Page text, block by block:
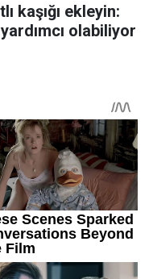
kaşığı ekleyin:
olabiliyor